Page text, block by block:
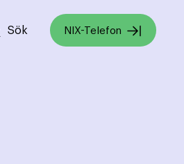
Sök NIX-Telefon